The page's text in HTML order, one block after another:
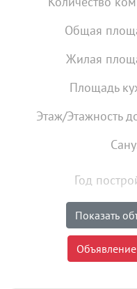
Общая
Жилая
Площадь
Этаж/Этажность
Год
Показать